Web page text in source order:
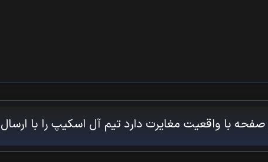
با واقعیت مغایرت دارد تیم آل اسکیپ را با